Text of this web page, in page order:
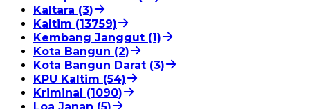
Kaltara (3)
Kaltim (13759)
Kembang Janggut (1)
Kota Bangun (2)
Kota Bangun Darat (3)
KPU Kaltim (54)
Kriminal (1090)